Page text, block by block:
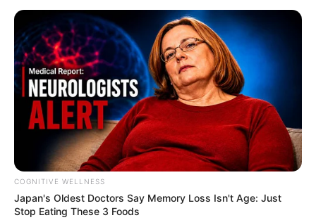
COGNITIVE WELLNESS
Japan's Oldest Doctors Say Me​mory Lo​ss Isn't Age: Just
Stop Eating These 3 Foods